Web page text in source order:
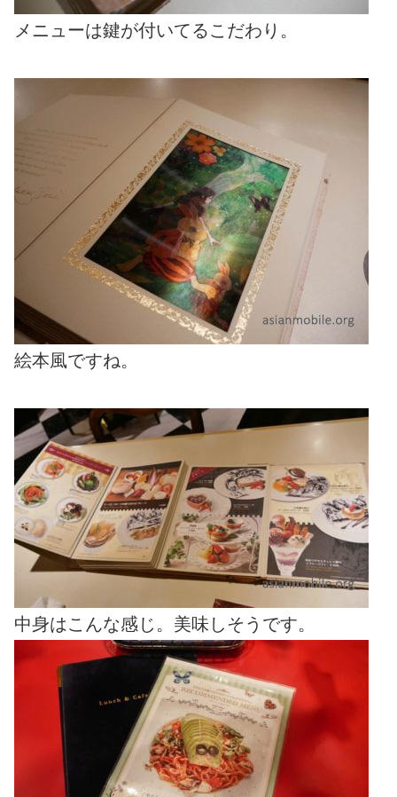
メニューは鍵が付いてるこだわり。
絵本風ですね。
中身はこんな感じ。美味しそうです。